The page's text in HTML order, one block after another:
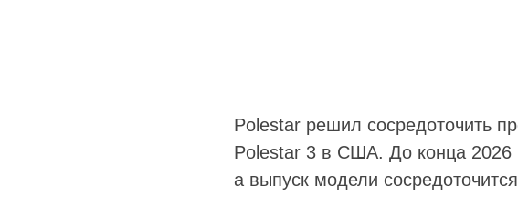
Polestar решил сосредоточить
Polestar 3 в США. До конца 2026
а выпуск модели